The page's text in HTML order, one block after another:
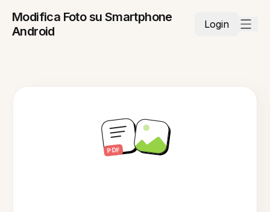
Modifica Foto su Smartphone
Android
Login